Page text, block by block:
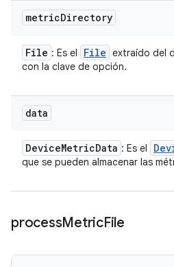
metricDirectory
File : Es el File extraído del
con la clave de opción.
data
DeviceMetricData : Es el
que se pueden almacenar las
processMetricFile